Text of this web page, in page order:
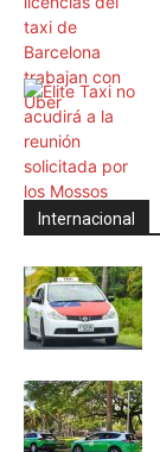
Internacional